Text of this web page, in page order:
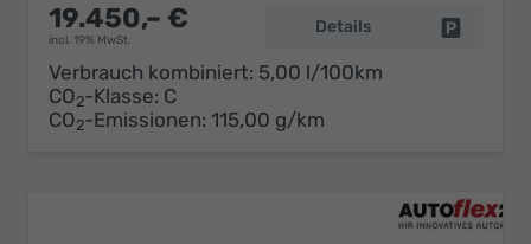
19.450,– €
incl. 19% MwSt.
Details
Verbrauch kombiniert: 5,00 l/100km
CO2-Klasse: C
CO2-Emissionen: 115,00 g/km